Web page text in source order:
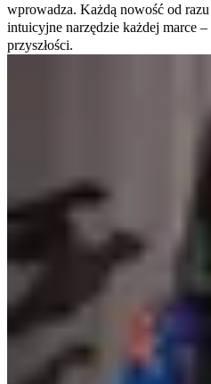
wprowadza. Każdą nowość od
intuicyjne narzędzie każdej marce
przyszłości.